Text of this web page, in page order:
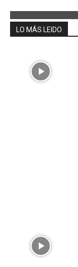
LO MÁS LEIDO